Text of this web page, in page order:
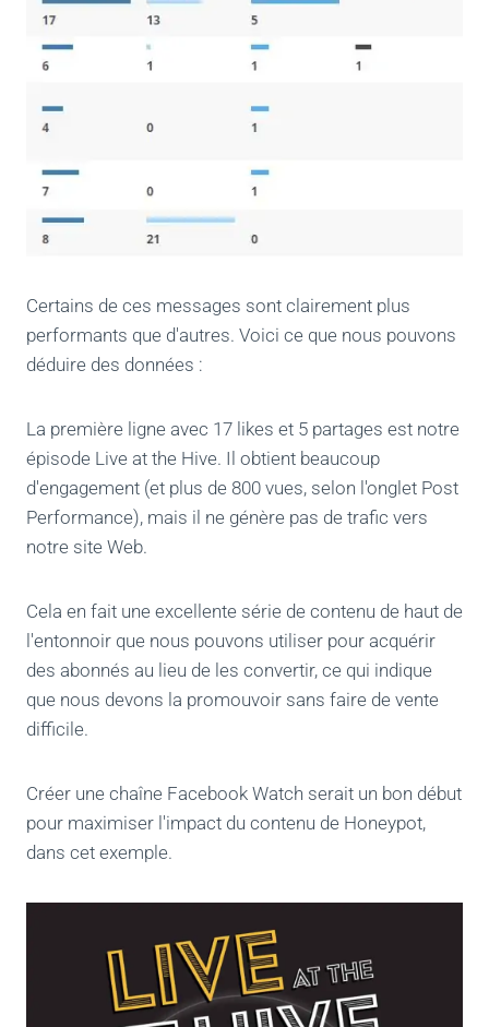
Certains de ces messages sont clairement plus
performants que d'autres. Voici ce que nous pouvons
déduire des données :
La première ligne avec 17 likes et 5 partages est notre
épisode Live at the Hive. Il obtient beaucoup
d'engagement (et plus de 800 vues, selon l'onglet Post
Performance), mais il ne génère pas de trafic vers
notre site Web.
Cela en fait une excellente série de contenu de haut de
l'entonnoir que nous pouvons utiliser pour acquérir
des abonnés au lieu de les convertir, ce qui indique
que nous devons la promouvoir sans faire de vente
difficile.
Créer une chaîne Facebook Watch serait un bon début
pour maximiser l'impact du contenu de Honeypot,
dans cet exemple.